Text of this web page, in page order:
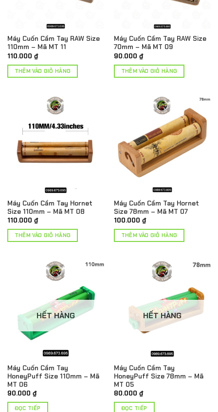
Máy Cuốn Cầm Tay RAW Size
110mm – Mã MT 11
110.000 ₫
THÊM VÀO GIỎ HÀNG
Máy Cuốn Cầm Tay RAW Size
70mm – Mã MT 09
90.000 ₫
THÊM VÀO GIỎ HÀNG
Máy Cuốn Cầm Tay Hornet
Size 110mm – Mã MT 08
110.000 ₫
THÊM VÀO GIỎ HÀNG
Máy Cuốn Cầm Tay Hornet
Size 78mm – Mã MT 07
100.000 ₫
THÊM VÀO GIỎ HÀNG
HẾT HÀNG
Máy Cuốn Cầm Tay
HoneyPuff Size 110mm – Mã
MT 06
90.000 ₫
ĐỌC TIẾP
HẾT HÀNG
Máy Cuốn Cầm Tay
HoneyPuff Size 78mm – Mã
MT 05
80.000 ₫
ĐỌC TIẾP